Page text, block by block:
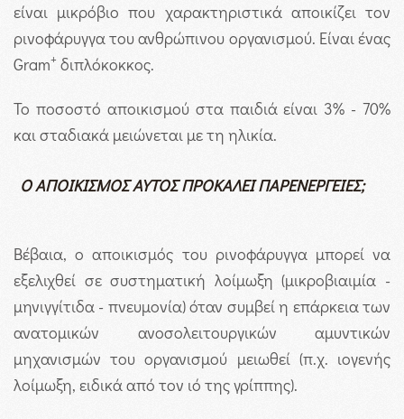
είναι μικρόβιο που χαρακτηριστικά αποικίζει τον
ρινοφάρυγγα του ανθρώπινου οργανισμού. Είναι ένας
Gram+ διπλόκοκκος.
Το ποσοστό αποικισμού στα παιδιά είναι 3% - 70%
και σταδιακά μειώνεται με τη ηλικία.
Ο ΑΠΟΙΚΙΣΜΟΣ ΑΥΤΟΣ ΠΡΟΚΑΛΕΙ ΠΑΡΕΝΕΡΓΕΙΕΣ;
Βέβαια, ο αποικισμός του ρινοφάρυγγα μπορεί να
εξελιχθεί σε συστηματική λοίμωξη (μικροβιαιμία -
μηνιγγίτιδα - πνευμονία) όταν συμβεί η επάρκεια των
ανατομικών ανοσολειτουργικών αμυντικών
μηχανισμών του οργανισμού μειωθεί (π.χ. ιογενής
λοίμωξη, ειδικά από τον ιό της γρίππης).